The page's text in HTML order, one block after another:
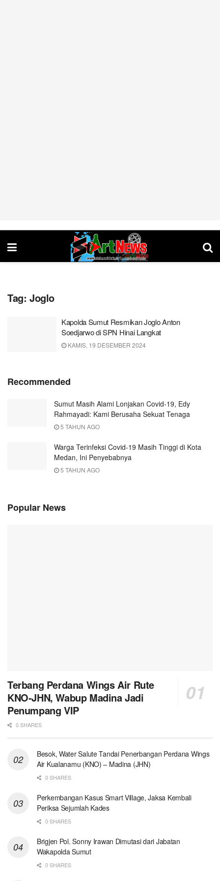
Tag: Joglo
Kapolda Sumut Resmikan Joglo Anton
Soedjarwo di SPN Hinai Langkat
KAMIS, 19 DESEMBER 2024
Recommended
Sumut Masih Alami Lonjakan Covid-19, Edy
Rahmayadi: Kami Berusaha Sekuat Tenaga
5 TAHUN AGO
Warga Terinfeksi Covid-19 Masih Tinggi di Kota
Medan, Ini Penyebabnya
5 TAHUN AGO
Popular News
Terbang Perdana Wings Air Rute
KNO-JHN, Wabup Madina Jadi
Penumpang VIP
0 SHARES
Besok, Water Salute Tandai Penerbangan Perdana Wings
Air Kualanamu (KNO) – Madina (JHN)
0 SHARES
Perkembangan Kasus Smart Village, Jaksa Kembali
Periksa Sejumlah Kades
0 SHARES
Brigjen Pol. Sonny Irawan Dimutasi dari Jabatan
Wakapolda Sumut
0 SHARES